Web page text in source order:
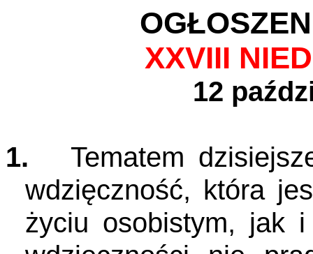
XXVIII
12
1.
Tematem
wdzięczność, która
życiu osobistym, jak